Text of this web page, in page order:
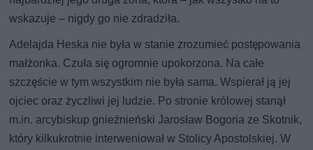
wskazuje – nigdy go nie zdradziła.
Adelajda Heska nie była w stanie zrozumieć postępowania
małżonka. Czuła się ogromnie upokorzona. Na całe
szczęście w tym wszystkim nie była sama. Wspierał ją jej
ojciec oraz życzliwi jej ludzie. Po stronie królowej stanął
m.in. arcybiskup gnieźnieński Jarosław Bogoria ze Skotnik,
który kilkukrotnie interweniował w Stolicy Apostolskiej. W